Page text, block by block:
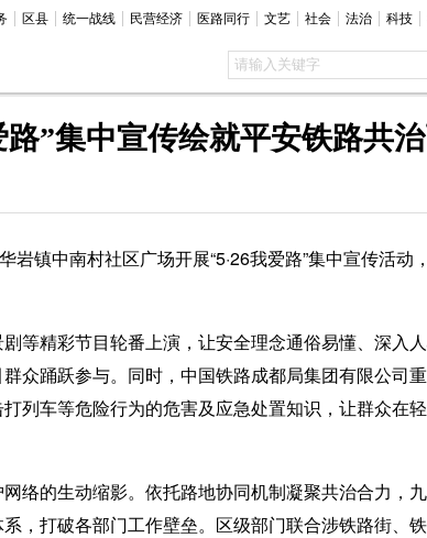
区县 统一战线 民营经济 医路同行 文艺 社会 法治 科技
”集中宣传绘就平安铁路共
中南村社区广场开展“5·26我爱路”集中宣传活动
精彩节目轮番上演，让安全理念通俗易懂、深入
众踊跃参与。同时，中国铁路成都局集团有限公司
列车等危险行为的危害及应急处置知识，让群众在
的生动缩影。依托路地协同机制凝聚共治合力，
，打破各部门工作壁垒。区级部门联合涉铁路街、